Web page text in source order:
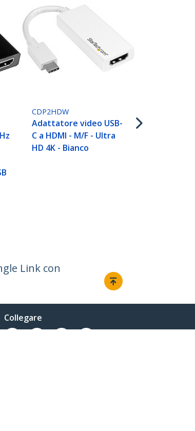
CDP2HDW
Adattatore video USB-
C a HDMI - M/F - Ultra
HD 4K - Bianco
Link con
Collegare